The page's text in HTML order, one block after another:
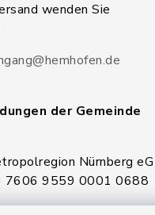
wenden Sie
der Gemeinde
Nürnberg eG
7606 9559 0001 0688